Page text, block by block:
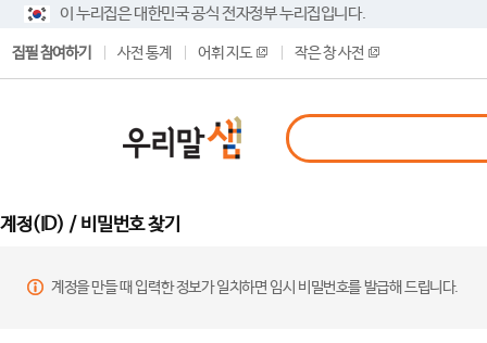
이 누리집은 대한민국 공식 전자정부 누리집입니다.
집필 참여하기 사전 통계 어휘 지도 작은 창 사전
계정(ID) / 비밀번호 찾기
계정을 만들 때 입력한 정보가 일치하면 임시 비밀번호를 발급해 드립니다.